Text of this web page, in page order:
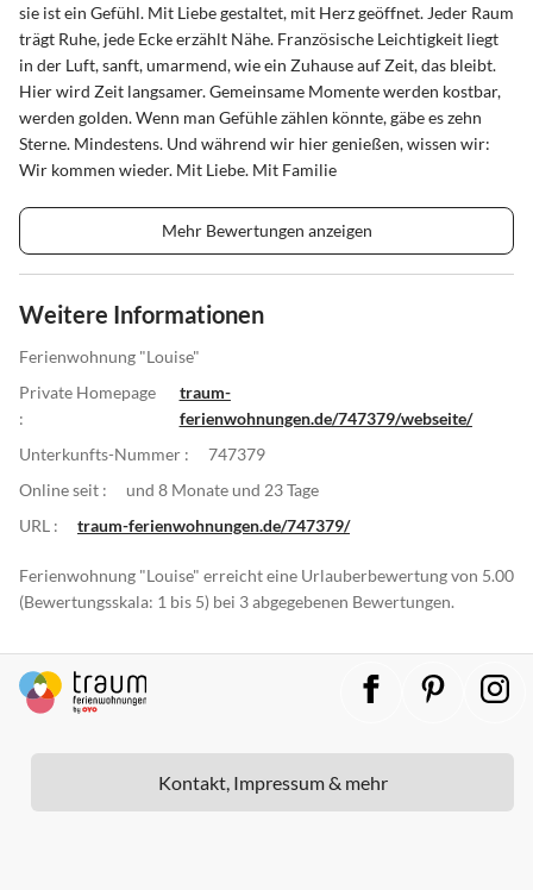
sie ist ein Gefühl. Mit Liebe gestaltet, mit Herz geöffnet. Jeder Raum
trägt Ruhe, jede Ecke erzählt Nähe. Französische Leichtigkeit liegt
in der Luft, sanft, umarmend, wie ein Zuhause auf Zeit, das bleibt.
Hier wird Zeit langsamer. Gemeinsame Momente werden kostbar,
werden golden. Wenn man Gefühle zählen könnte, gäbe es zehn
Sterne. Mindestens. Und während wir hier genießen, wissen wir:
Wir kommen wieder. Mit Liebe. Mit Familie
Mehr Bewertungen anzeigen
Weitere Informationen
Ferienwohnung "Louise"
Private Homepage
:
traum-
ferienwohnungen.de/747379/webseite/
Unterkunfts-Nummer :
747379
Online seit :
und 8 Monate und 23 Tage
URL :
traum-ferienwohnungen.de/747379/
Ferienwohnung "Louise" erreicht eine Urlauberbewertung von 5.00
(Bewertungsskala: 1 bis 5) bei 3 abgegebenen Bewertungen.
Kontakt, Impressum & mehr